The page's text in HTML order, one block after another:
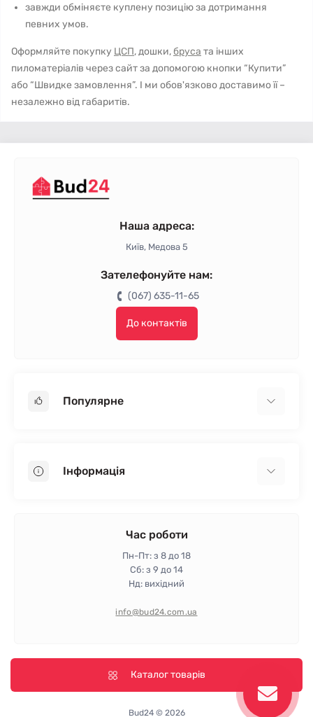
завжди обміняєте куплену позицію за дотримання
певних умов.
Оформляйте покупку ЦСП, дошки, бруса та інших
пиломатеріалів через сайт за допомогою кнопки “Купити”
або “Швидке замовлення”. І ми обов'язково доставимо її –
незалежно від габаритів.
Наша адреса:
Київ, Медова 5
Зателефонуйте нам:
(067) 635-11-65
До контактів
Популярне
Пінопласт
Інформація
Гарантія та повернення
Політика конфіденційності
Час роботи
Пн-Пт: з 8 до 18
Сб: з 9 до 14
Нд: вихідний
info@bud24.com.ua
Каталог товарів
Bud24 © 2026